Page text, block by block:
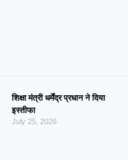
शिक्षा मंत्री धर्मेंद्र प्रधान ने दिया
इस्तीफा
July 25, 2026